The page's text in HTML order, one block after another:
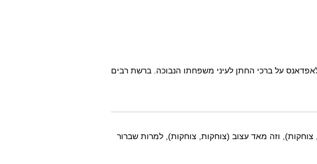
על ברכי החתן לעיני משפחתו הנבוכה. ברשת רבים
צוחקות), וזה מאד עצוב (צוחקות, צוחקות), למרות שברור